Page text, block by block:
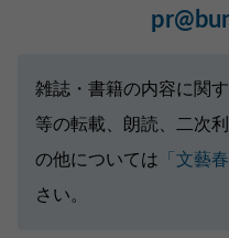
雑誌・書籍の内容に関
等の転載、朗読、二次
の他については 「文藝
さい。